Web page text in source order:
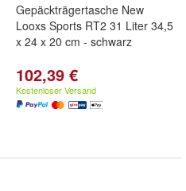
Gepäckträgertasche New
Looxs Sports RT2 31 Liter 34,5
x 24 x 20 cm - schwarz
102,39 €
Kostenloser Versand